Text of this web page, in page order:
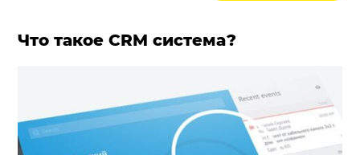
Что такое CRM система?